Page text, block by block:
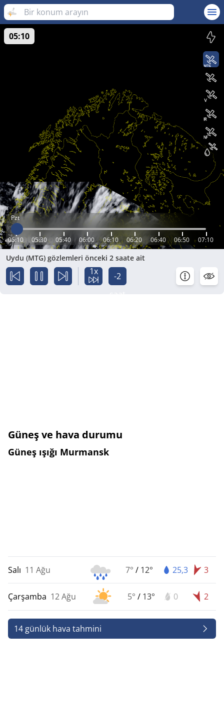
Pzt
05:10 05:30 05:40 06:00 06:10 06:20 06:40 06:50 07:10
05:10
Uydu (MTG) gözlemleri önceki 2 saate ait
1x
-2
Güneş ve hava durumu
Güneş ışığı Murmansk
Salı 11 Ağu 7° / 12° 25,3 3
Çarşamba 12 Ağu 5° / 13° 0 2
14 günlük hava tahmini